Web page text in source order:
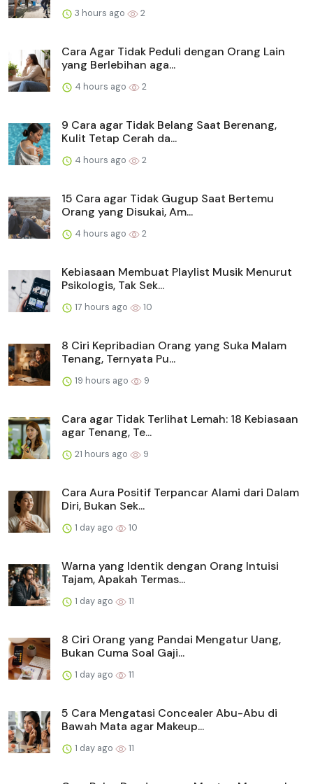
3 hours ago 2
Cara Agar Tidak Peduli dengan Orang Lain
yang Berlebihan aga...
4 hours ago 2
9 Cara agar Tidak Belang Saat Berenang,
Kulit Tetap Cerah da...
4 hours ago 2
15 Cara agar Tidak Gugup Saat Bertemu
Orang yang Disukai, Am...
4 hours ago 2
Kebiasaan Membuat Playlist Musik Menurut
Psikologis, Tak Sek...
17 hours ago 10
8 Ciri Kepribadian Orang yang Suka Malam
Tenang, Ternyata Pu...
19 hours ago 9
Cara agar Tidak Terlihat Lemah: 18 Kebiasaan
agar Tenang, Te...
21 hours ago 9
Cara Aura Positif Terpancar Alami dari Dalam
Diri, Bukan Sek...
1 day ago 10
Warna yang Identik dengan Orang Intuisi
Tajam, Apakah Termas...
1 day ago 11
8 Ciri Orang yang Pandai Mengatur Uang,
Bukan Cuma Soal Gaji...
1 day ago 11
5 Cara Mengatasi Concealer Abu-Abu di
Bawah Mata agar Makeup...
1 day ago 11